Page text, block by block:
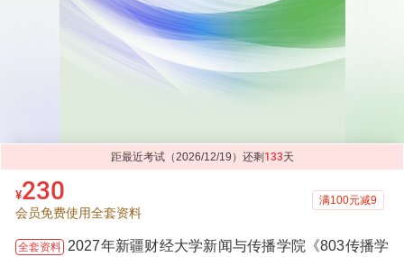
距最近考试（2026/12/19）还剩 133天
¥230
会员免费使用全套资料
满100元减9
全套资料 2027年新疆财经大学新闻与传播学院《803传播学